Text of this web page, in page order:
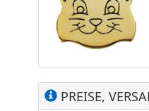
PREISE,